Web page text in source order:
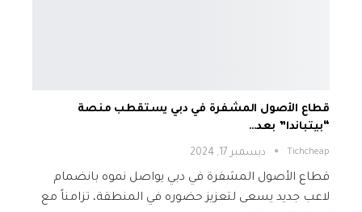
قطاع الأصول المشفرة في دبي يستقطب منصة
“بيتباندا” بعد…
Tichcheap ديسمبر 17, 2024
قطاع الأصول المشفرة في دبي يواصل نموه بانضمام
لاعب جديد يسعى لتعزيز حضوره في المنطقة، تزامناً مع